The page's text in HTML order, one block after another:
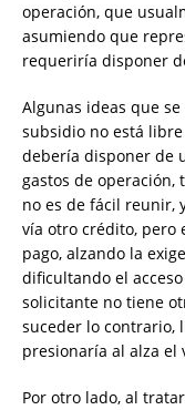
operación, que
asumiendo que
requeriría disponer
Algunas ideas que
subsidio no está
debería disponer de
gastos de operación,
no es de fácil reunir,
vía otro crédito, pero
pago, alzando la
dificultando el
solicitante no tiene
suceder lo contrario,
presionaría al alza el
Por otro lado, al